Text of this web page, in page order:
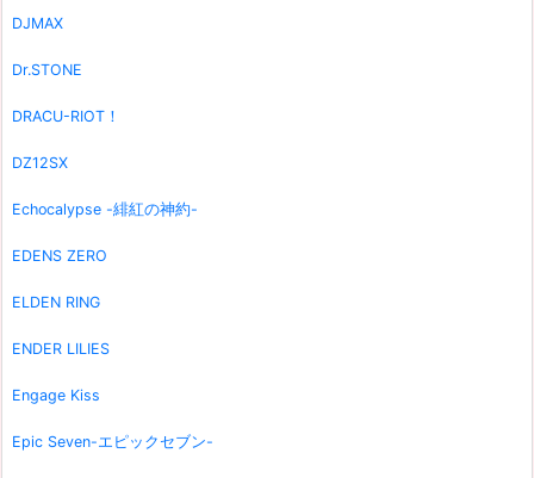
DJMAX
Dr.STONE
DRACU-RIOT！
DZ12SX
Echocalypse -緋紅の神約-
EDENS ZERO
ELDEN RING
ENDER LILIES
Engage Kiss
Epic Seven-エピックセブン-